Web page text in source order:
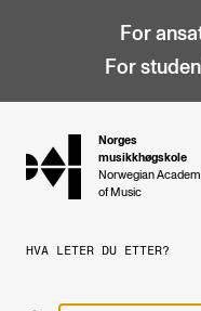
For
For
hjem
Norges
musikkhøgskole
Norwegian
of Music
HVA LETER DU ETTER?